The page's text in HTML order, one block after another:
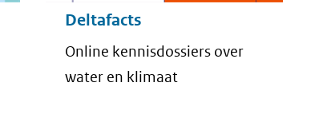
Deltafacts
Online kennisdossiers over
water en klimaat